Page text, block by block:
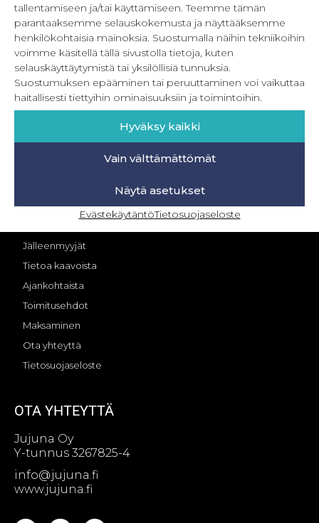
tallentamiseen ja/tai käyttämiseen. Teemme tämän
parantaaksemme selauskokemusta ja näyttääksemme
henkilökohtaisia mainoksia. Suostumalla näihin tekniikoihin
voimme käsitellä tällä sivustolla tietoja, kuten
selauskäyttäytymistä tai yksilöllisiä tunnuksia.
Suostumuksen epääminen tai peruuttaminen voi vaikuttaa
haitallisesti tiettyihin ominaisuuksiin ja toimintoihin.
Hyväksy kaikki
Vain välttämättömät
Näytä asetukset
EvästekäytäntöTietosuojaseloste
Hiiop! -jumpsuitin kaulus – PDF Lisäosa
0,00€ Sis. ALV
Lisää ostoskoriin
OMA TILI – KIRJAUTUMINEN
Jälleenmyyjät
Tietoa kaavoista
Ajankohtaista
Toimitusehdot
Maksaminen
Ota yhteyttä
Tietosuojaseloste
OTA YHTEYTTÄ
Jujuna Oy
Y-tunnus 3267825-4
info@jujuna.fi
www.jujuna.fi